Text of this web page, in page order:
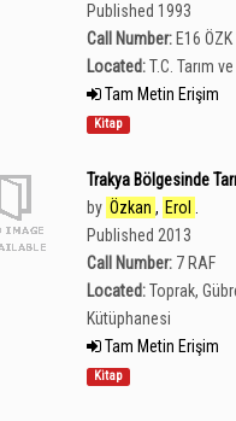
Published 1993
Call Number: E16
Located:T.C. Tarım
Tam Metin Erişim
Kitap
Trakya Bölgesinde
by Özkan , Erol
Published 2013
Call Number: 7 RAF
Located:Toprak,
Kütüphanesi
Tam Metin Erişim
Kitap